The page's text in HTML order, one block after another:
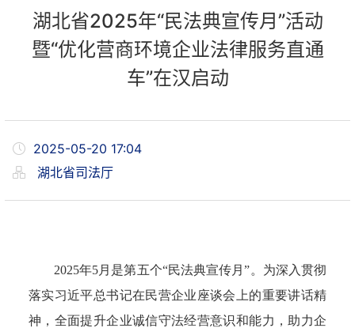
湖北省2025年“民法典宣传月”活动
暨“优化营商环境企业法律服务直通
车”在汉启动
2025-05-20 17:04
湖北省司法厅
2025年5月是第五个“民法典宣传月”。为深入贯彻
落实习近平总书记在民营企业座谈会上的重要讲话精
神，全面提升企业诚信守法经营意识和能力，助力企